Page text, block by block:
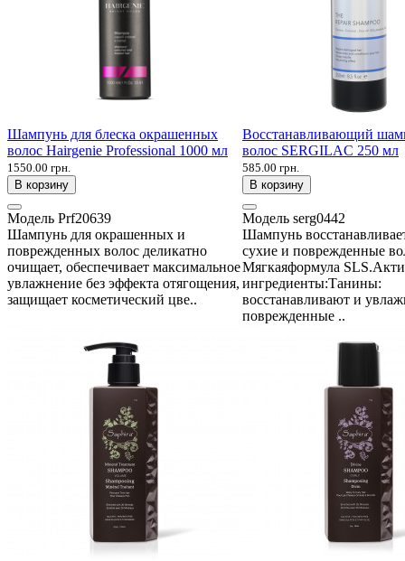
Шампунь для блеска окрашенных
волос Hairgenie Professional 1000 мл
1550.00 грн.
В корзину
Модель Prf20639
Шампунь для окрашенных и
поврежденных волос деликатно
очищает, обеспечивает максимальное
увлажнение без эффекта отягощения,
защищает косметический цве..
Восстанавливающий
волос SERGILAC 250 мл
585.00 грн.
В корзину
Модель serg0442
Шампунь
сухие и поврежденные
Мягкаяформула
ингредиенты:Танины:
восстанавливают и
поврежденные ..